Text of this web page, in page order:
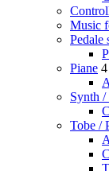
Music
Pedale
Piane 4
Synth
Tobe /